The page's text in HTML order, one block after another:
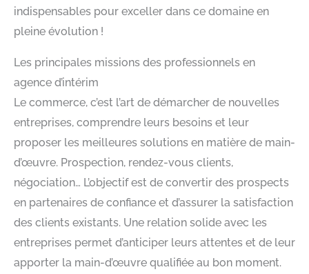
indispensables pour exceller dans ce domaine en
pleine évolution !
Les principales missions des professionnels en
agence d’intérim
Le commerce, c’est l’art de démarcher de nouvelles
entreprises, comprendre leurs besoins et leur
proposer les meilleures solutions en matière de main-
d’œuvre. Prospection, rendez-vous clients,
négociation… L’objectif est de convertir des prospects
en partenaires de confiance et d’assurer la satisfaction
des clients existants. Une relation solide avec les
entreprises permet d’anticiper leurs attentes et de leur
apporter la main-d’œuvre qualifiée au bon moment.